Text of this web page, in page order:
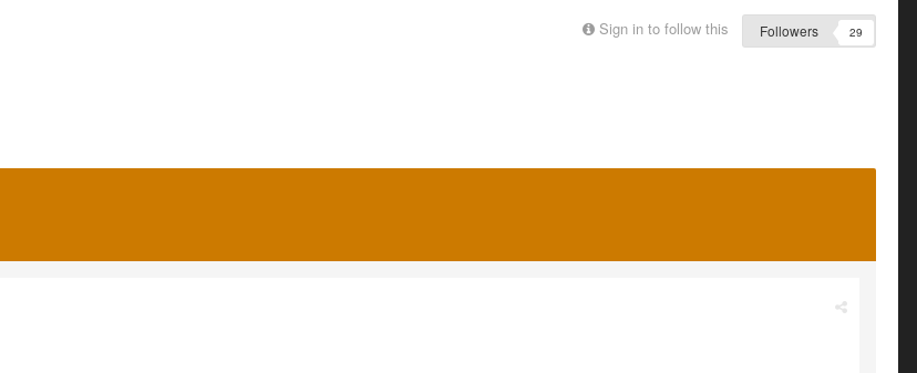
Sign in to follow this Followers 29